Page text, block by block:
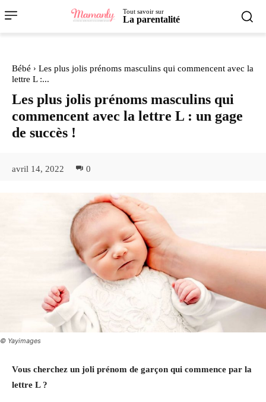
Tout savoir sur
La parentalité
Bébé
Les plus jolis prénoms masculins qui commencent avec la
lettre L :...
Les plus jolis prénoms masculins qui
commencent avec la lettre L : un gage
de succès !
avril 14, 2022 0
© Yayimages
Vous cherchez un joli prénom de garçon qui commence par la
lettre L ?